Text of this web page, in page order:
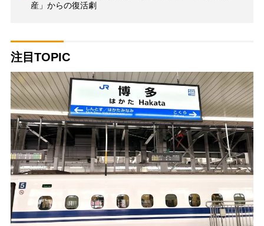
産」からの復活劇
注目TOPIC